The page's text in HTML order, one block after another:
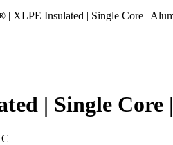
| XLPE Insulated | Single Core |
| Single